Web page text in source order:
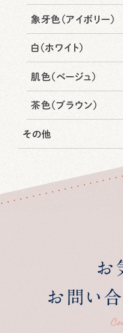
象牙色（アイボリー）
白（ホワイト）
肌色（ベージュ）
茶色（ブラウン）
その他
お
お問い合